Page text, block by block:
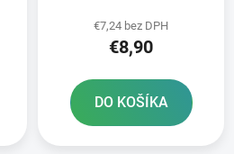
€7,24 bez DPH
€8,90
DO KOŠÍKA